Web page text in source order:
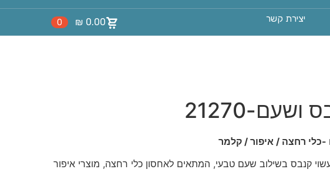
יצירת קשר ₪ 0.00
0
21270
כלי רחצה / איפור / קלמר
קנבס בשילוב שעם טבעי, המתאים לאחסון כלי רחצה, מוצרי איפור